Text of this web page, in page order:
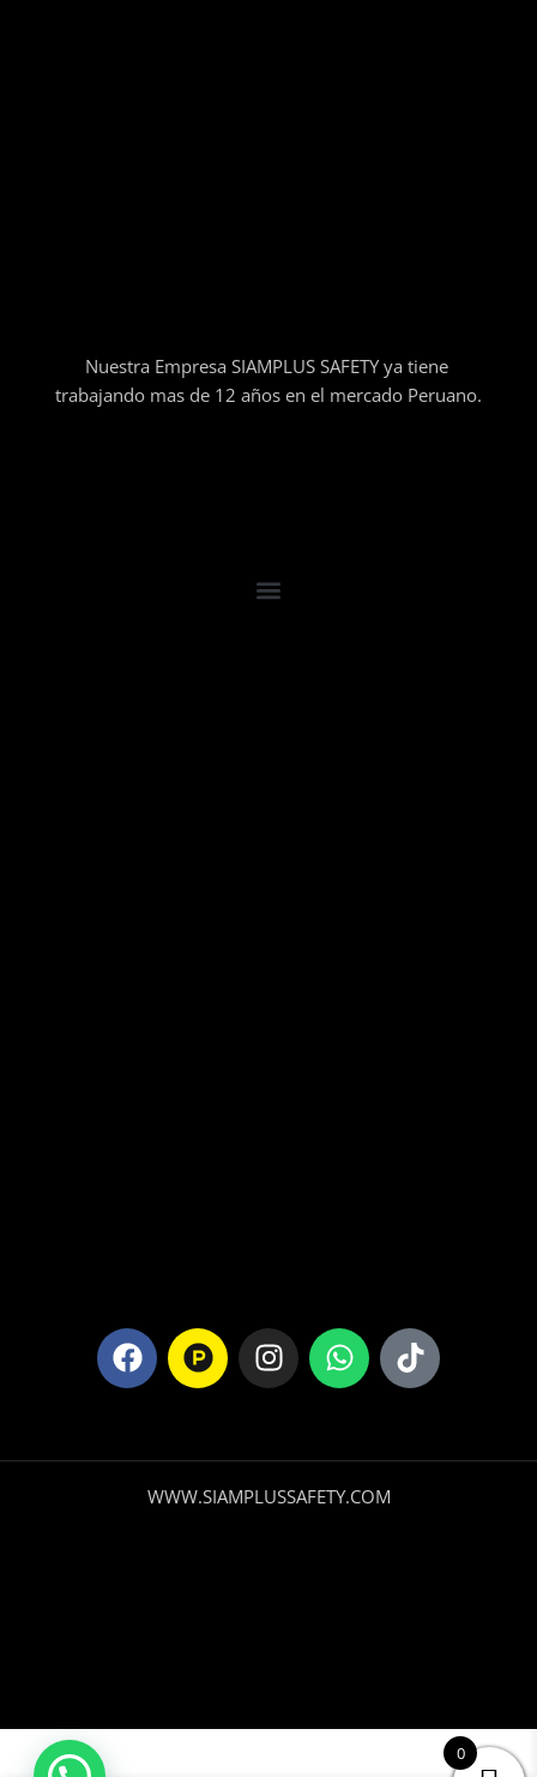
Nuestra Empresa SIAMPLUS SAFETY ya tiene
trabajando mas de 12 años en el mercado Peruano.
WWW.SIAMPLUSSAFETY.COM
Botin
Punta de
0